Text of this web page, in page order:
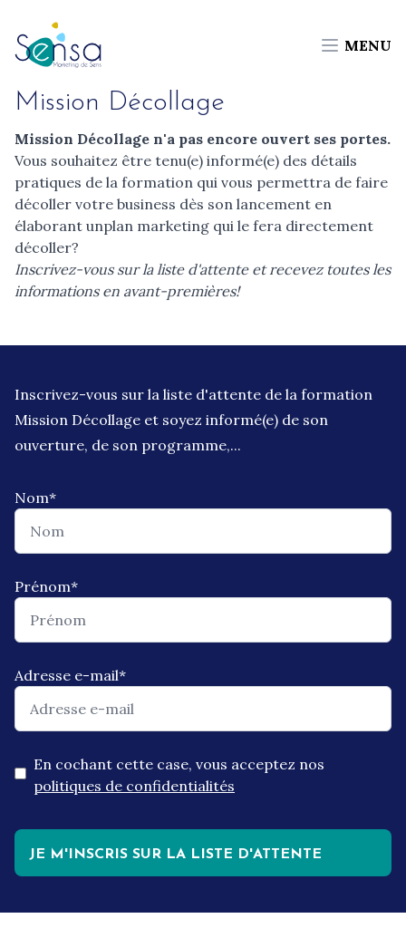
MENU
Mission Décollage
Mission Décollage n'a pas encore ouvert ses portes.
Vous souhaitez être tenu(e) informé(e) des détails
pratiques de la formation qui vous permettra de faire
décoller votre business dès son lancement en
élaborant unplan marketing qui le fera directement
décoller?
Inscrivez-vous sur la liste d'attente et recevez toutes les
informations en avant-premières!
Inscrivez-vous sur la liste d'attente de la formation
Mission Décollage et soyez informé(e) de son
ouverture, de son programme,...
Nom*
Prénom*
Adresse e-mail*
En cochant cette case, vous acceptez nos
politiques de confidentialités
JE M'INSCRIS SUR LA LISTE D'ATTENTE